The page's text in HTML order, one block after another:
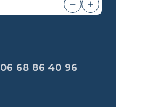
06 68 86 40 96